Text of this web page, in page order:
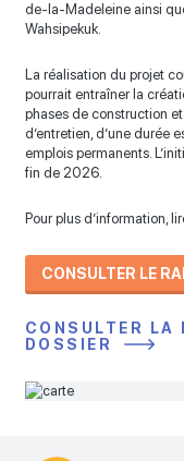
de-la-Madeleine ainsi
Wahsipekuk.
La réalisation du projet
pourrait entraîner la
phases de construction
d’entretien, d’une durée
emplois permanents.
fin de 2026.
Pour plus d’information,
CONSULTER LE
CONSULTER LA
DOSSIER